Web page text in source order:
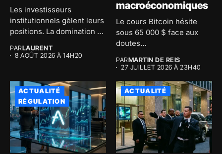
Les investisseurs
institutionnels gèlent leurs
positions. La domination de
PARLAURENT
8 AOÛT 2026 À 14H20
macroéconomiques
Le cours Bitcoin hésite
sous 65 000 $ face aux
doutes
PARMARTIN DE REIS
27 JUILLET 2026 À 23H40
ACTUALITÉ
RÉGULATION
ACTUALITÉ